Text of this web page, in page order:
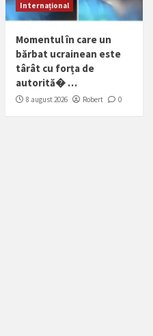
Internațional
Momentul în care un
bărbat ucrainean este
târât cu forța de
autorită� …
8 august 2026 Robert 0